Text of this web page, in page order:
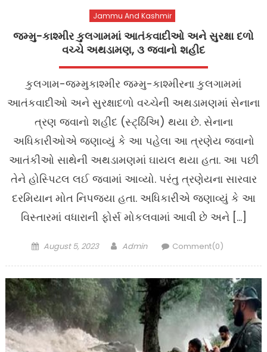
Jammu And Kashmir
જમ્મુ-કાશ્મીર કુલગામમાં આતંકવાદીઓ અને સુરક્ષા દળો
વચ્ચે અથડામણ, ૩ જવાનો શહીદ
કુલગામ-જમ્મુકાશ્મીર જમ્મુ-કાશ્મીરના કુલગામમાં
આતંકવાદીઓ અને સુરક્ષાદળો વચ્ચેની અથડામણમાં સેનાના
ત્રણ જવાનો શહીદ (સ્ટ્ઠિંઅિ) થયા છે. સેનાના
અધિકારીઓએ જણાવ્યું કે આ પહેલા આ ત્રણેય જવાનો
આતંકીઓ સાથેની અથડામણમાં ઘાયલ થયા હતા. આ પછી
તેને હોસ્પિટલ લઈ જવામાં આવ્યો. પરંતુ ત્રણેયના સારવાર
દરમિયાન મોત નિપજ્યા હતા. અધિકારીએ જણાવ્યું કે આ
વિસ્તારમાં વધારાની ફોર્સ મોકલવામાં આવી છે અને […]
Posted
August 5, 2023 Author
Admin Comment(0)